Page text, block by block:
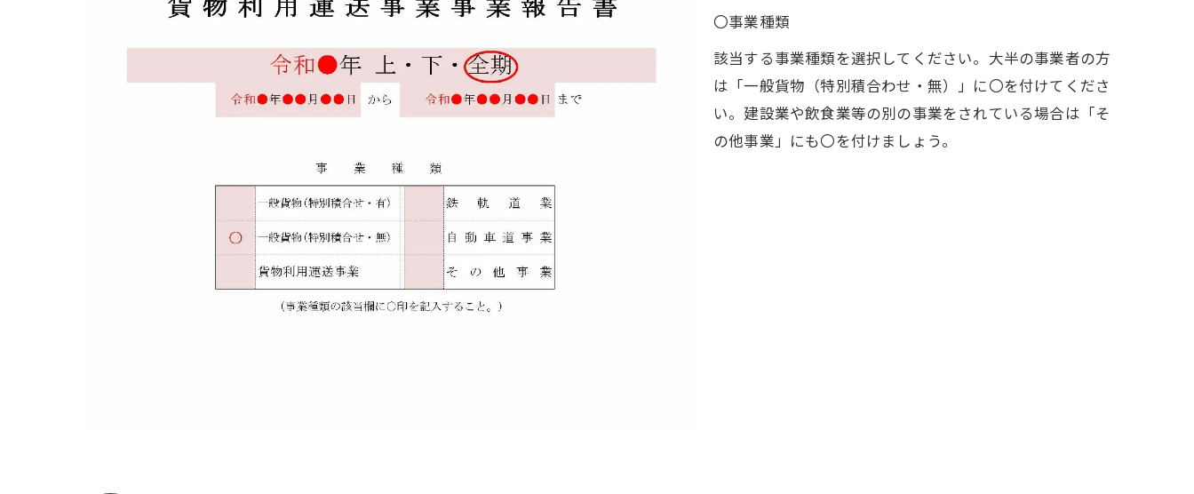
〇事業種類
該当する事業種類を選択してください。大半の事業者の方
は「一般貨物（特別積合わせ・無）」に〇を付けてくださ
い。建設業や飲食業等の別の事業をされている場合は「そ
の他事業」にも〇を付けましょう。